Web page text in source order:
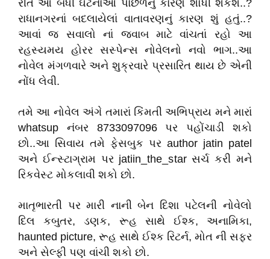
રીતે આ બધી ઘટનાઓ પાછળનું કારણ શોધી શકશે..?
રાધાનગરનાં બદલાયેલાં વાતાવરણનું કારણ શું હતું..?
આવાં જ સવાલો નાં જવાબ માટે વાંચતાં રહો આ
રહસ્યમય હોરર સસ્પેન્સ નોવેલનો નવો ભાગ..આ
નોવેલ મંગળવારે અને શુક્રવારે પ્રસારિત થાય છે એની
નોંધ લેવી.
તમે આ નોવેલ અંગે તમારાં કિંમતી અભિપ્રાય મને મારાં
whatsup નંબર 8733097096 પર પહોંચાડી શકો
છો..આ સિવાય તમે ફેસબુક પર author jatin patel
અને ઈન્સ્ટાગ્રામ પર jatiin_the_star સર્ચ કરી મને
રિકવેસ્ટ મોકલાવી શકો છો.
માતૃભારતી પર મારી નાની બેન દિશા પટેલની નોવેલો
દિલ કબુતર, ડણક, રૂહ સાથે ઈશ્ક, અનામિકા,
haunted picture, રૂહ સાથે ઈશ્ક રિટર્ન, મોત ની સફર
અને સેલ્ફી પણ વાંચી શકો છો.